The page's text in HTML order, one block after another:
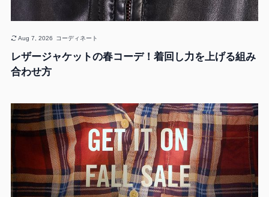
レザージャケットの春コーデ！着回し力を上げる組み
合わせ方
Aug 7, 2026 コーディネート